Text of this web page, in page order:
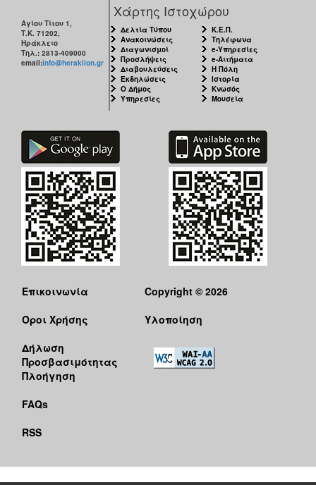
Αγίου Τίτου 1,
Τ.Κ. 71202,
Ηράκλειο
Τηλ.: 2813-409000
email:info@heraklion.gr
Χάρτης Ιστοχώρου
Δελτία Τύπου
Ανακοινώσεις
Διαγωνισμοί
Προσλήψεις
Διαβουλεύσεις
Εκδηλώσεις
Ο Δήμος
Υπηρεσίες
Κ.Ε.Π.
Τηλέφωνα
e-Υπηρεσίες
e-Αιτήματα
Η Πόλη
Ιστορία
Κνωσός
Μουσεία
Επικοινωνία
Όροι Χρήσης
Δήλωση
Προσβασιμότητας
Πλοήγηση
FAQs
RSS
Copyright © 2026
Υλοποίηση